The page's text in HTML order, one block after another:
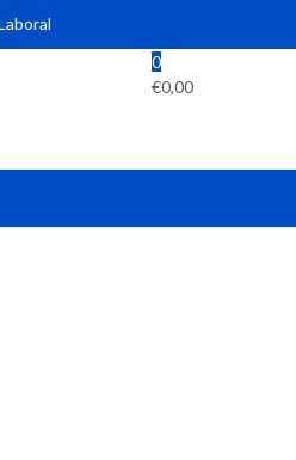
0
€0,00